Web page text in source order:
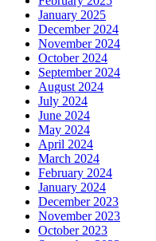
January 2025
December 2024
November 2024
October 2024
September 2024
August 2024
July 2024
June 2024
May 2024
April 2024
March 2024
February 2024
January 2024
December 2023
November 2023
October 2023